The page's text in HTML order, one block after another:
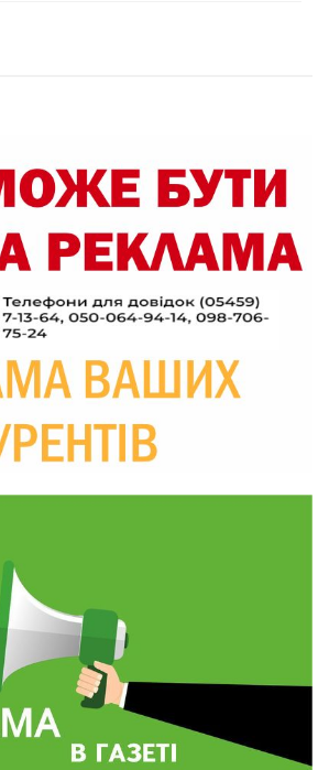
до втраченого дому
самому собі, або як уникнути
приїду й одружуся…»: Пам’яті
Захисника Богдана Ємця (ВІДЕО)
100 грн та ризик дефіциту: чому в
підготовка до зими та
ВПО: підсумки засідання виконкому
селищної ради
Масалітіна: «Нас тримає віра в
і повернення додому»
придатний, але безмежно
Як колишній лісівник став асом
та 15 відвіданих сіл: МБФ
здоров’я» підбив
мобільних клінік у Сумській